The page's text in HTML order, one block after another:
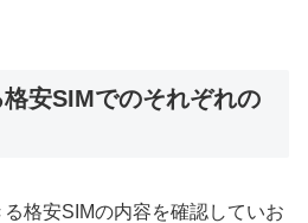
安SIMでのそれぞれの
格安SIMの内容を確認していお